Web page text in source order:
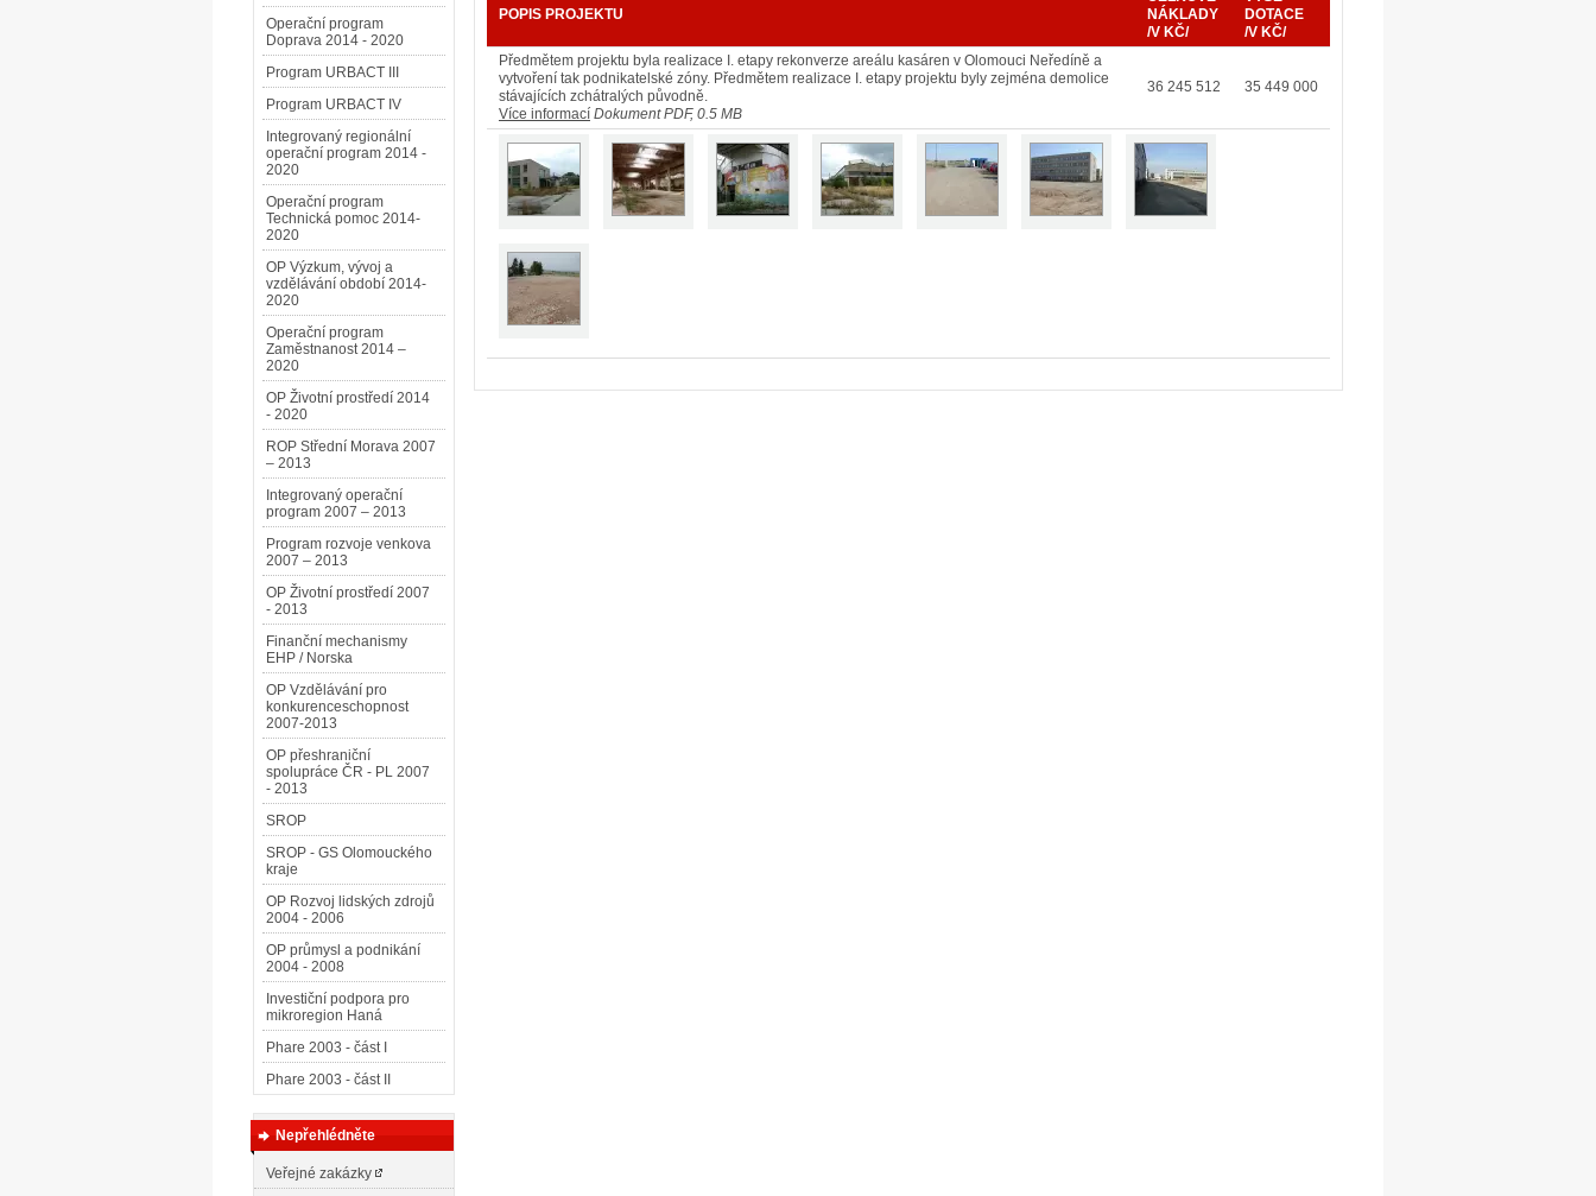
Operační program
Doprava 2014 - 2020
Program URBACT III
Program URBACT IV
Integrovaný regionální
operační program 2014 -
2020
Operační program
Technická pomoc 2014-
2020
OP Výzkum, vývoj a
vzdělávání období 2014-
2020
Operační program
Zaměstnanost 2014 –
2020
OP Životní prostředí 2014
- 2020
ROP Střední Morava 2007
– 2013
Integrovaný operační
program 2007 – 2013
Program rozvoje venkova
2007 – 2013
OP Životní prostředí 2007
- 2013
Finanční mechanismy
EHP / Norska
OP Vzdělávání pro
konkurenceschopnost
2007-2013
OP přeshraniční
spolupráce ČR - PL 2007
- 2013
SROP
SROP - GS Olomouckého
kraje
OP Rozvoj lidských zdrojů
2004 - 2006
OP průmysl a podnikání
2004 - 2008
Investiční podpora pro
mikroregion Haná
Phare 2003 - část I
Phare 2003 - část II
Nepřehlédněte
Veřejné zakázky
POPIS PROJEKTU
NÁKLADY
/V KČ/
DOTACE
/V KČ/
Předmětem projektu byla realizace I. etapy rekonverze areálu kasáren v Olomouci Neředíně a
vytvoření tak podnikatelské zóny. Předmětem realizace I. etapy projektu byly zejména demolice
stávajících zchátralých původně.
Více informací Dokument PDF, 0.5 MB
36 245 512 35 449 000